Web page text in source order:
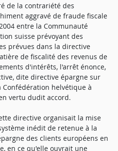
de la contrariété des
aggravé de fraude fiscale
entre la Communauté
suisse prévoyant des
prévues dans la directive
de fiscalité des revenus de
d'intérêts, l'arrêt énonce,
dite directive épargne sur
helvétique à
vertu dudit accord.
directive organisait la mise
inédit de retenue à la
des clients européens en
en ce qu'elle ouvrait une